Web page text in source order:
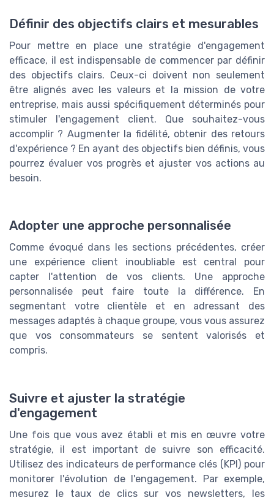
Définir des objectifs clairs et mesurables
Pour mettre en place une stratégie d'engagement
efficace, il est indispensable de commencer par définir
des objectifs clairs. Ceux-ci doivent non seulement
être alignés avec les valeurs et la mission de votre
entreprise, mais aussi spécifiquement déterminés pour
stimuler l'engagement client. Que souhaitez-vous
accomplir ? Augmenter la fidélité, obtenir des retours
d'expérience ? En ayant des objectifs bien définis, vous
pourrez évaluer vos progrès et ajuster vos actions au
besoin.
Adopter une approche personnalisée
Comme évoqué dans les sections précédentes, créer
une expérience client inoubliable est central pour
capter l'attention de vos clients. Une approche
personnalisée peut faire toute la différence. En
segmentant votre clientèle et en adressant des
messages adaptés à chaque groupe, vous vous assurez
que vos consommateurs se sentent valorisés et
compris.
Suivre et ajuster la stratégie
d'engagement
Une fois que vous avez établi et mis en œuvre votre
stratégie, il est important de suivre son efficacité.
Utilisez des indicateurs de performance clés (KPI) pour
monitorer l'évolution de l'engagement. Par exemple,
mesurez le taux de clics sur vos newsletters, les